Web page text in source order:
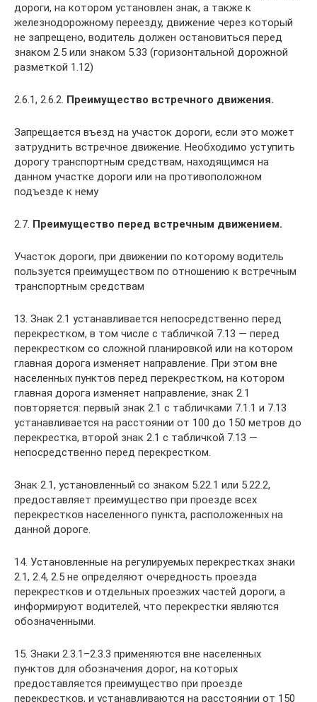
дороги, на котором установлен знак, а также к
железнодорожному переезду, движение через который
не запрещено, водитель должен остановиться перед
знаком 2.5 или знаком 5.33 (горизонтальной дорожной
разметкой 1.12)
2.6.1, 2.6.2. Преимущество встречного движения.
Запрещается въезд на участок дороги, если это может
затруднить встречное движение. Необходимо уступить
дорогу транспортным средствам, находящимся на
данном участке дороги или на противоположном
подъезде к нему
2.7. Преимущество перед встречным движением.
Участок дороги, при движении по которому водитель
пользуется преимуществом по отношению к встречным
транспортным средствам
13. Знак 2.1 устанавливается непосредственно перед
перекрестком, в том числе с табличкой 7.13 — перед
перекрестком со сложной планировкой или на котором
главная дорога изменяет направление. При этом вне
населенных пунктов перед перекрестком, на котором
главная дорога изменяет направление, знак 2.1
повторяется: первый знак 2.1 с табличками 7.1.1 и 7.13
устанавливается на расстоянии от 100 до 150 метров до
перекрестка, второй знак 2.1 с табличкой 7.13 —
непосредственно перед перекрестком.
Знак 2.1, установленный со знаком 5.22.1 или 5.22.2,
предоставляет преимущество при проезде всех
перекрестков населенного пункта, расположенных на
данной дороге.
14. Установленные на регулируемых перекрестках знаки
2.1, 2.4, 2.5 не определяют очередность проезда
перекрестков и отдельных проезжих частей дороги, а
информируют водителей, что перекрестки являются
обозначенными.
15. Знаки 2.3.1–2.3.3 применяются вне населенных
пунктов для обозначения дорог, на которых
предоставляется преимущество при проезде
перекрестков, и устанавливаются на расстоянии от 150